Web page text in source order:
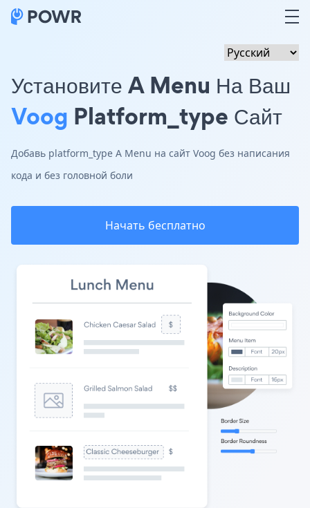
Установите A Menu На Ваш
Voog Platform_type Сайт
Добавь platform_type A Menu на сайт Voog без написания
кода и без головной боли
Начать бесплатно